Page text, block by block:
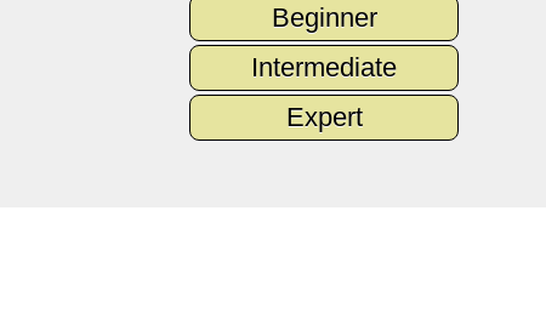
Beginner
Intermediate
Expert